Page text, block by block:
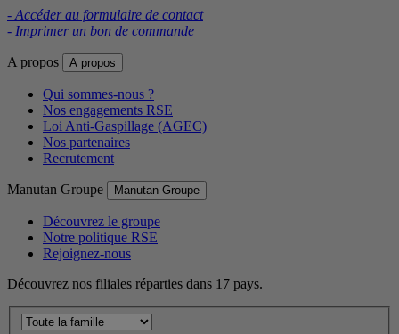
- Accéder au formulaire de contact
- Imprimer un bon de commande
A propos A propos
Qui sommes-nous ?
Nos engagements RSE
Loi Anti-Gaspillage (AGEC)
Nos partenaires
Recrutement
Manutan Groupe Manutan Groupe
Découvrez le groupe
Notre politique RSE
Rejoignez-nous
Découvrez nos filiales réparties dans 17 pays.